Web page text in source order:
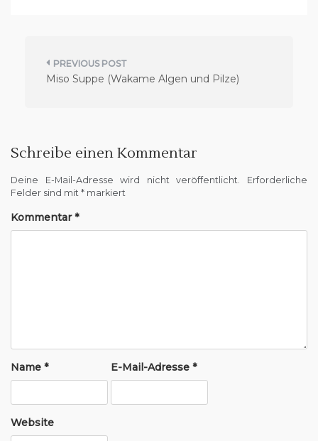
B
e
r
a
g
s
a
t
i
o
n
Miso Suppe (Wakame Algen und Pilze)
Schreibe einen Kommentar
Deine E-Mail-Adresse wird nicht veröffentlicht.
Erforderliche
Felder sind mit * markiert
Kommentar*
Name * E-Mail-Adresse*
Website